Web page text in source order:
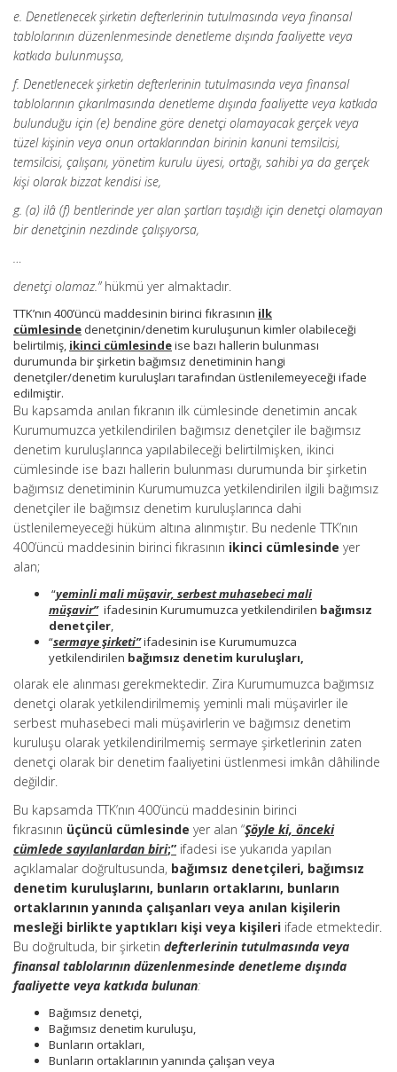
e. Denetlenecek şirketin defterlerinin tutulmasında veya finansal
tablolarının düzenlenmesinde denetleme dışında faaliyette veya
katkıda bulunmuşsa,
f. Denetlenecek şirketin defterlerinin tutulmasında veya finansal
tablolarının çıkarılmasında denetleme dışında faaliyette veya katkıda
bulunduğu için (e) bendine göre denetçi olamayacak gerçek veya
tüzel kişinin veya onun ortaklarından birinin kanuni temsilcisi,
temsilcisi, çalışanı, yönetim kurulu üyesi, ortağı, sahibi ya da gerçek
kişi olarak bizzat kendisi ise,
g. (a) ilâ (f) bentlerinde yer alan şartları taşıdığı için denetçi olamayan
bir denetçinin nezdinde çalışıyorsa,
…
denetçi olamaz.” hükmü yer almaktadır.
TTK’nın 400’üncü maddesinin birinci fıkrasının ilk
cümlesinde denetçinin/denetim kuruluşunun kimler olabileceği
belirtilmiş, ikinci cümlesindeise bazı hallerin bulunması
durumunda bir şirketin bağımsız denetiminin hangi
denetçiler/denetim kuruluşları tarafından üstlenilemeyeceği ifade
edilmiştir.
Bu kapsamda anılan fıkranın ilk cümlesinde denetimin ancak
Kurumumuzca yetkilendirilen bağımsız denetçiler ile bağımsız
denetim kuruluşlarınca yapılabileceği belirtilmişken, ikinci
cümlesinde ise bazı hallerin bulunması durumunda bir şirketin
bağımsız denetiminin Kurumumuzca yetkilendirilen ilgili bağımsız
denetçiler ile bağımsız denetim kuruluşlarınca dahi
üstlenilemeyeceği hüküm altına alınmıştır. Bu nedenle TTK’nın
400’üncü maddesinin birinci fıkrasının ikinci cümlesinde yer
alan;
“yeminli mali müşavir, serbest muhasebeci mali
müşavir”ifadesinin Kurumumuzca yetkilendirilen bağımsız
denetçiler,
“sermaye şirketi”ifadesinin ise Kurumumuzca
yetkilendirilen bağımsız denetim kuruluşları,
olarak ele alınması gerekmektedir. Zira Kurumumuzca bağımsız
denetçi olarak yetkilendirilmemiş yeminli mali müşavirler ile
serbest muhasebeci mali müşavirlerin ve bağımsız denetim
kuruluşu olarak yetkilendirilmemiş sermaye şirketlerinin zaten
denetçi olarak bir denetim faaliyetini üstlenmesi imkân dâhilinde
değildir.
Bu kapsamda TTK’nın 400’üncü maddesinin birinci
fıkrasının üçüncü cümlesinde yer alan “Şöyle ki, önceki
cümlede sayılanlardan biri;” ifadesi ise yukarıda yapılan
açıklamalar doğrultusunda, bağımsız denetçileri, bağımsız
denetim kuruluşlarını, bunların ortaklarını, bunların
ortaklarının yanında çalışanları veya anılan kişilerin
mesleği birlikte yaptıkları kişi veya kişileri ifade etmektedir.
Bu doğrultuda, bir şirketin defterlerinin tutulmasında veya
finansal tablolarının düzenlenmesinde denetleme dışında
faaliyette veya katkıda bulunan:
Bağımsız denetçi,
Bağımsız denetim kuruluşu,
Bunların ortakları,
Bunların ortaklarının yanında çalışan veya